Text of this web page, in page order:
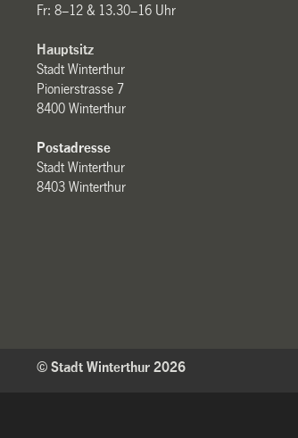
Fr: 8–12 & 13.30–16 Uhr
Hauptsitz
Stadt Winterthur
Pionierstrasse 7
8400 Winterthur
Postadresse
Stadt Winterthur
8403 Winterthur
© Stadt Winterthur 2026